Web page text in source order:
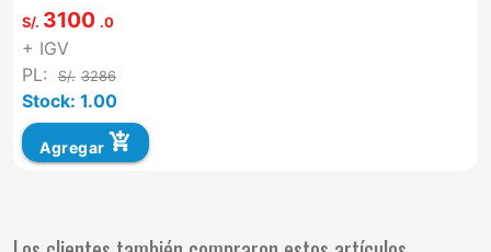
S/. 3100 .0
+ IGV
PL:
S/. 3286
Stock: 1.00
Agregar add_shopping_cart